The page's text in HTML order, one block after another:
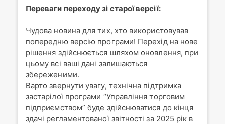
Переваги переходу зі старої версії:
Чудова новина для тих, хто використовував
попередню версію програми! Перехід на нове
рішення здійснюється шляхом оновлення, при
цьому всі ваші дані залишаються
збереженими.
Варто звернути увагу, технічна підтримка
застарілої програми “Управління торговим
підприємством” буде здійснюватися до кінця
здачі регламентованої звітності за 2025 рік в